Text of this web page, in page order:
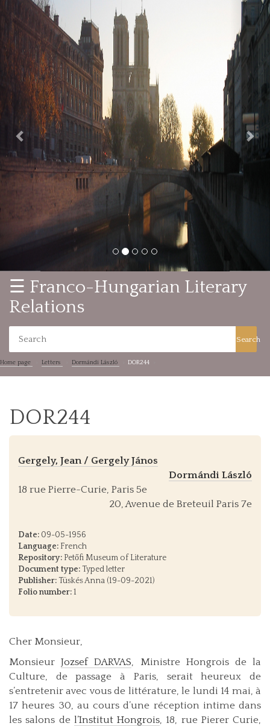
Previous
☰ Franco-Hungarian Literary
Relations
Search
Home page Letters Dormándi László DOR244
DOR244
Gergely, Jean / Gergely János
Dormándi László
18 rue Pierre-Curie, Paris 5e
20, Avenue de Breteuil Paris 7e
Date: 09-05-1956
Language: French
Repository: Petőfi Museum of Literature
Document type: Typed letter
Publisher: Tüskés Anna (19-09-2021)
Folio number:1
Cher Monsieur,
MonsieurJozsef DARVAS, Ministre Hongrois de la
Culture, de passage à Paris, serait heureux de
s’entretenir avec vous de littérature, le lundi 14 mai, à
17 heures 30, au cours d’une réception intime dans
les salons de l’Institut Hongrois, 18, rue Pierer Curie,